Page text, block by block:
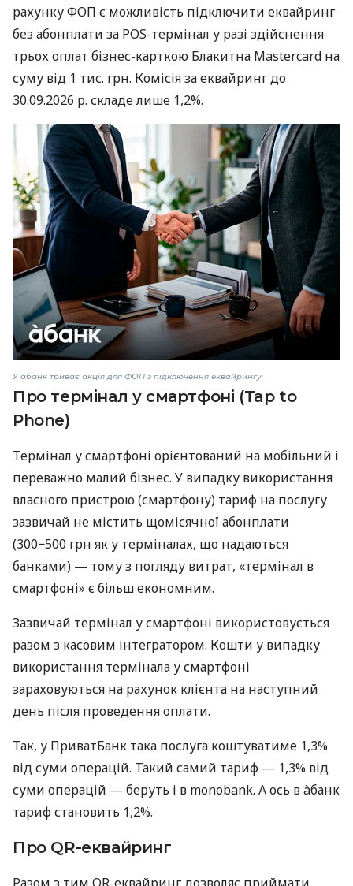
рахунку ФОП є можливість підключити еквайринг
без абонплати за POS-термінал у разі здійснення
трьох оплат бізнес-карткою Блакитна Mastercard на
суму від 1 тис. грн. Комісія за еквайринг до
30.09.2026 р. складе лише 1,2%.
У àбанк триває акція для ФОП з підключення еквайрингу
Про термінал у смартфоні (Tap to
Phone)
Термінал у смартфоні орієнтований на мобільний і
переважно малий бізнес. У випадку використання
власного пристрою (смартфону) тариф на послугу
зазвичай не містить щомісячної абонплати
(300−500 грн як у терміналах, що надаються
банками) — тому з погляду витрат, «термінал в
смартфоні» є більш економним.
Зазвичай термінал у смартфоні використовується
разом з касовим інтегратором. Кошти у випадку
використання термінала у смартфоні
зараховуються на рахунок клієнта на наступний
день після проведення оплати.
Так, у ПриватБанк така послуга коштуватиме 1,3%
від суми операцій. Такий самий тариф — 1,3% від
суми операцій — беруть і в monobank. А ось в àбанк
тариф становить 1,2%.
Про QR-еквайринг